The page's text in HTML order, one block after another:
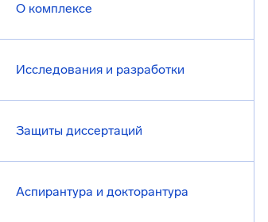
О комплексе
Исследования и разработки
Защиты диссертаций
Аспирантура и докторантура